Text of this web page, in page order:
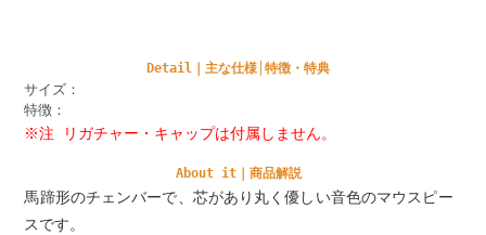
Detail｜主な仕様│特徴・特典
サイズ：
特徴：
※注 リガチャー・キャップは付属しません。
About it｜商品解説
馬蹄形のチェンバーで、芯があり丸く優しい音色のマウスピー
スです。